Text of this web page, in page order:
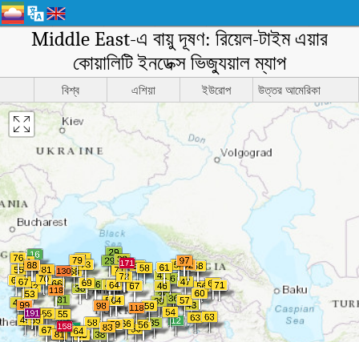
Middle East-এ বায়ু দূষণ: রিয়েল-টাইম এয়ার
কোয়ালিটি ইনডেক্স ভিজ্যুয়াল ম্যাপ
বিশ্ব এশিয়া ইউরোপ উত্তর আমেরিকা